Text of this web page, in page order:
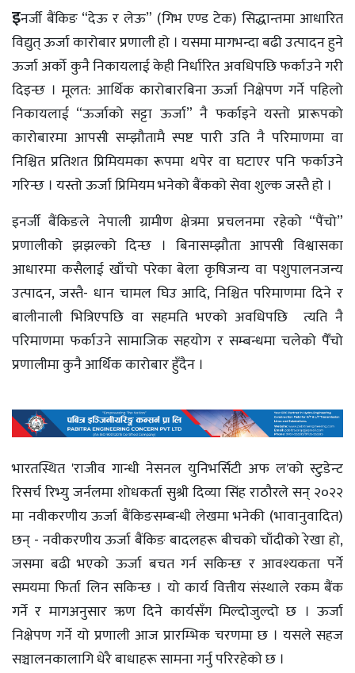
ऊर्जा
विशेष
इनर्जी बैंकिङ “देऊ र लेऊ” (गिभ एण्ड टेक) सिद्धान्तमा आधारित
विद्युत् ऊर्जा कारोबार प्रणाली हो । यसमा मागभन्दा बढी उत्पादन हुने
ऊर्जा अर्को कुनै निकायलाई केही निर्धारित अवधिपछि फर्काउने गरी
दिइन्छ । मूलत: आर्थिक कारोबारबिना ऊर्जा निक्षेपण गर्ने पहिलो
निकायलाई “ऊर्जाको सट्टा ऊर्जा” नै फर्काइने यस्तो प्रारूपको
कारोबारमा आपसी सम्झौतामै स्पष्ट पारी उति नै परिमाणमा वा
निश्चित प्रतिशत प्रिमियमका रूपमा थपेर वा घटाएर पनि फर्काउने
गरिन्छ । यस्तो ऊर्जा प्रिमियम भनेको बैंकको सेवा शुल्क जस्तै हो ।
इनर्जी बैंकिङले नेपाली ग्रामीण क्षेत्रमा प्रचलनमा रहेको “पैंचो”
प्रणालीको झझल्को दिन्छ । बिनासम्झौता आपसी विश्वासका
आधारमा कसैलाई खाँचो परेका बेला कृषिजन्य वा पशुपालनजन्य
उत्पादन, जस्तै- धान चामल घिउ आदि, निश्चित परिमाणमा दिने र
बालीनाली भित्रिएपछि वा सहमति भएको अवधिपछि त्यति नै
परिमाणमा फर्काउने सामाजिक सहयोग र सम्बन्धमा चलेको पैँचो
प्रणालीमा कुनै आर्थिक कारोबार हुँदैन ।
भारतस्थित 'राजीव गान्धी नेसनल युनिभर्सिटी अफ ल'को स्टुडेन्ट
रिसर्च रिभ्यु जर्नलमा शोधकर्ता सुश्री दिव्या सिंह राठौरले सन् २०२२
मा नवीकरणीय ऊर्जा बैंकिङसम्बन्धी लेखमा भनेकी (भावानुवादित)
छन् - नवीकरणीय ऊर्जा बैंकिङ बादलहरू बीचको चाँदीको रेखा हो,
जसमा बढी भएको ऊर्जा बचत गर्न सकिन्छ र आवश्यकता पर्ने
समयमा फिर्ता लिन सकिन्छ । यो कार्य वित्तीय संस्थाले रकम बैंक
गर्ने र मागअनुसार ऋण दिने कार्यसँग मिल्दोजुल्दो छ । ऊर्जा
निक्षेपण गर्ने यो प्रणाली आज प्रारम्भिक चरणमा छ । यसले सहज
सञ्चालनकालागि धेरै बाधाहरू सामना गर्नु परिरहेको छ ।